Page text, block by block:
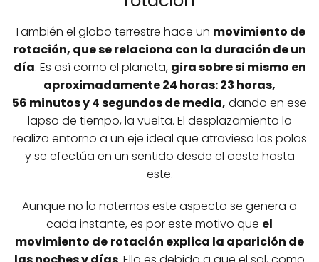
También el globo terrestre hace un movimiento de
rotación, que se relaciona con la duración de un
día. Es así como el planeta, gira sobre si mismo en
aproximadamente 24 horas: 23 horas,
56 minutos y 4 segundos de media, dando en ese
lapso de tiempo, la vuelta. El desplazamiento lo
realiza entorno a un eje ideal que atraviesa los polos
y se efectúa en un sentido desde el oeste hasta
este.
Aunque no lo notemos este aspecto se genera a
cada instante, es por este motivo que el
movimiento de rotación explica la aparición de